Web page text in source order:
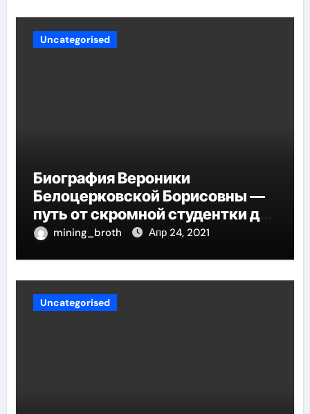
Uncategorised
Биография Вероники
Белоцерковской Борисовны —
путь от скромной студентки до
великолепных достижений в
mining_broth Апр 24, 2021
Uncategorised